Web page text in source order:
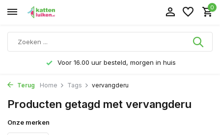
0
Voor 16.00 uur besteld, morgen in huis
Terug Home Tags vervangderu
Producten getagd met vervangderu
Onze merken